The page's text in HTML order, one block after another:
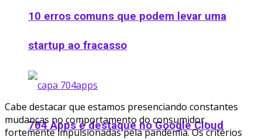
10 erros comuns que podem levar uma
startup ao fracasso
704 Apps é destaque no Google Cloud
Cabe destacar que estamos presenciando constantes
mudanças no comportamento do consumidor,
fortemente impulsionadas pela pandemia. Os critérios